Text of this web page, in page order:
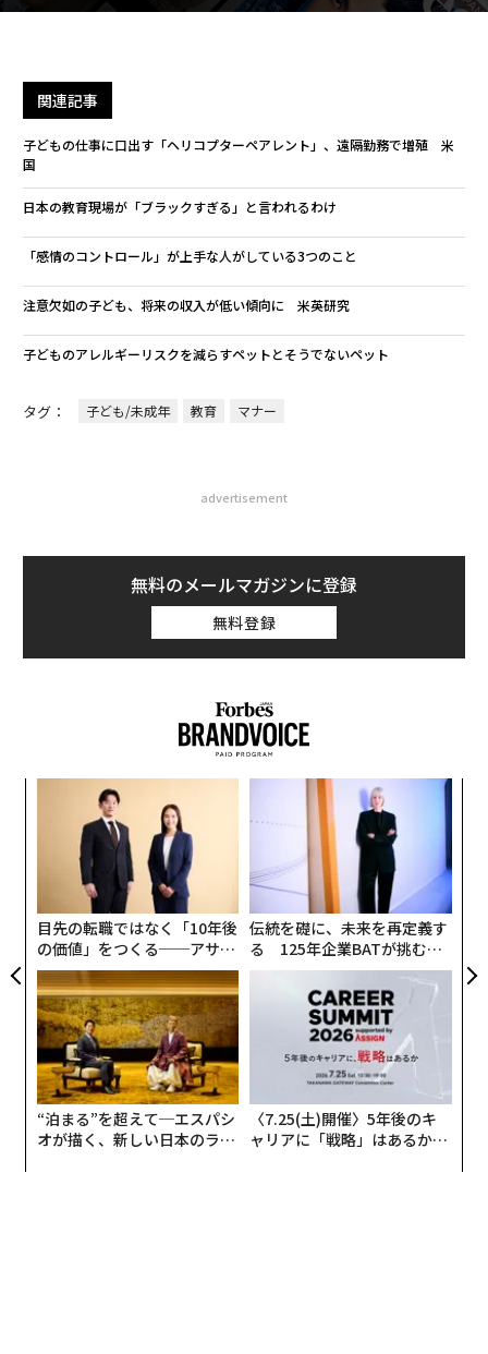
関連記事
子どもの仕事に口出す「ヘリコプターペアレント」、遠隔勤務で増殖 米
国
日本の教育現場が「ブラックすぎる」と言われるわけ
「感情のコントロール」が上手な人がしている3つのこと
注意欠如の子ども、将来の収入が低い傾向に 米英研究
子どものアレルギーリスクを減らすペットとそうでないペット
タグ： 子ども/未成年 教育 マナー
advertisement
無料のメールマガジンに登録
無料登録
目先の転職ではなく「10年後
の価値」をつくる──アサイ
ンの長期伴走型支援とは
伝統を礎に、未来を再定義す
る 125年企業BATが挑むス
モークレスな未来
“泊まる”を超えて─エスパシ
オが描く、新しい日本のラグ
〈7.25(土)開催〉5年後のキ
ャリアに「戦略」はあるか。